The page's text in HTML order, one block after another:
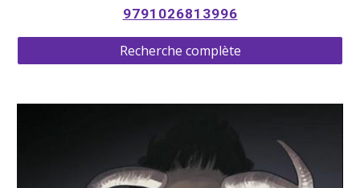
9791026813996
Recherche complète